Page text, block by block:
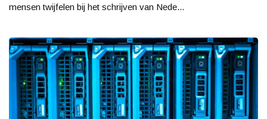
mensen twijfelen bij het schrijven van Nede...